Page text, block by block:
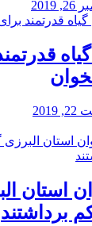
گیاه
استان
برداشتند